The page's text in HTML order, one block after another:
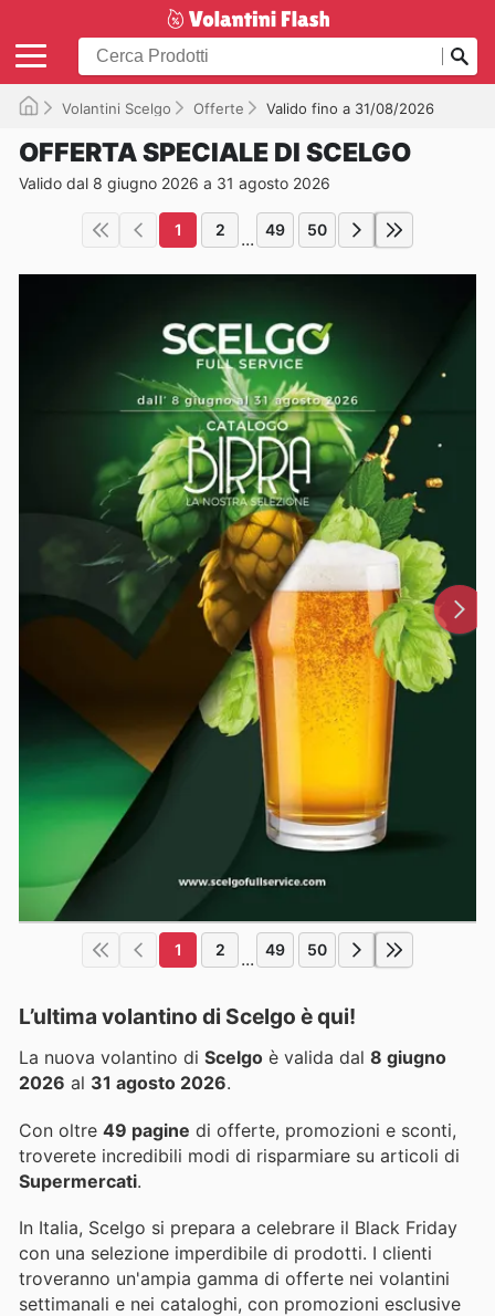
Volantini Scelgo Offerte Valido fino a 31/08/2026
OFFERTA SPECIALE DI SCELGO
Valido dal 8 giugno 2026 a 31 agosto 2026
1 2 ... 49 50
1 2 ... 49 50
L’ultima volantino di Scelgo è qui!
La nuova volantino di Scelgo è valida dal 8 giugno
2026 al 31 agosto 2026.
Con oltre 49 pagine di offerte, promozioni e sconti,
troverete incredibili modi di risparmiare su articoli di
Supermercati.
In Italia, Scelgo si prepara a celebrare il Black Friday
con una selezione imperdibile di prodotti. I clienti
troveranno un'ampia gamma di offerte nei volantini
settimanali e nei cataloghi, con promozioni esclusive